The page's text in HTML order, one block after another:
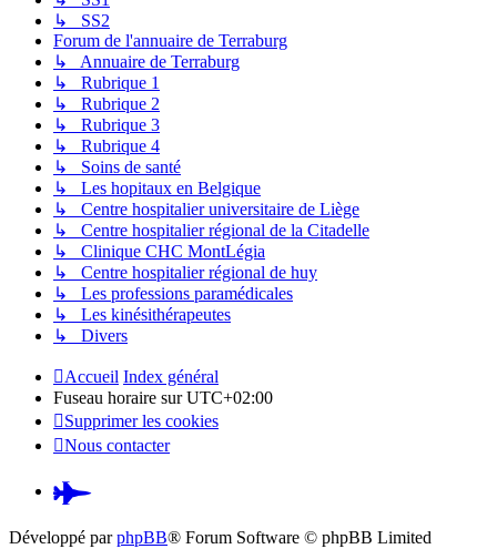
↳ SS2
Forum de l'annuaire de Terraburg
↳ Annuaire de Terraburg
↳ Rubrique 1
↳ Rubrique 2
↳ Rubrique 3
↳ Rubrique 4
↳ Soins de santé
↳ Les hopitaux en Belgique
↳ Centre hospitalier universitaire de Liège
↳ Centre hospitalier régional de la Citadelle
↳ Clinique CHC MontLégia
↳ Centre hospitalier régional de huy
↳ Les professions paramédicales
↳ Les kinésithérapeutes
↳ Divers
Accueil Index général
Fuseau horaire surUTC+02:00
Supprimer les cookies
Nous contacter
Pardus.at
(S’ouvre
Développé parphpBB® Forum Software © phpBB Limited